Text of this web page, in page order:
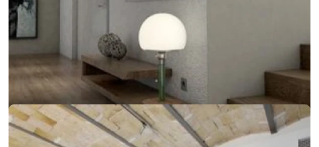
Jednoduchý dizajn, ktorý sa zameriava na detail
Jednoduchý dizajn, ktorý sa zameriava na detail